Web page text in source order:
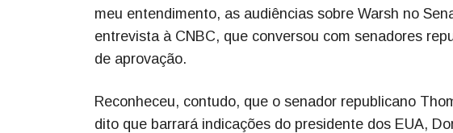
meu entendimento, as audiências sobre Warsh no
entrevista à CNBC, que conversou com senadores
de aprovação.
Reconheceu, contudo, que o senador republicano
dito que barrará indicações do presidente dos EUA,